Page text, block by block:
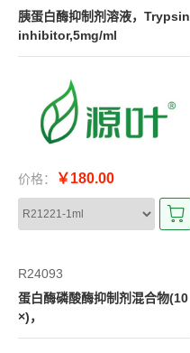
胰蛋白酶抑制剂溶液，Trypsin
inhibitor,5mg/ml
价格： ￥180.00
R24093
蛋白酶磷酸酶抑制剂混合物(10
×)，